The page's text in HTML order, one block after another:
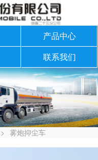
产品中心
联系我们
> 雾炮抑尘车